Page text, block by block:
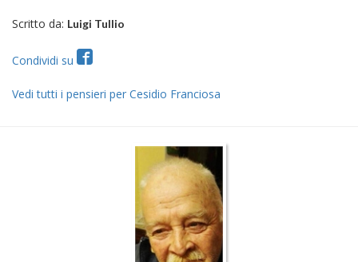
Scritto da: Luigi Tullio
Condividi su
Vedi tutti i pensieri per Cesidio Franciosa